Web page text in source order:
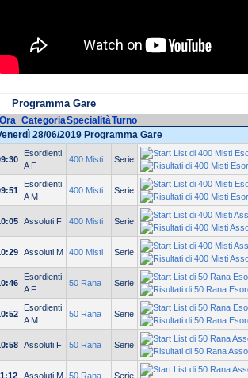
Programma Gare
CategoriaSpecialitàTurno
28/06/2019 Programma Gare
Esordienti
A F
400 Misti Serie
Esordienti
A M
400 Misti Serie
Assoluti F 400 Misti Serie
Assoluti M 400 Misti Serie
Esordienti
A F
50 Rana Serie
Esordienti
A M
50 Rana Serie
Assoluti F 50 Rana Serie
Assoluti M 50 Rana Serie